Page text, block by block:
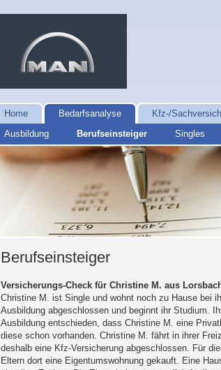
Home
Bedarfsanalyse
Ausbildung
Berufseinsteiger Singles
Kfz-/
Berufseinsteiger
Versicherungs-Check für Christine M. aus
Christine M. ist Single und wohnt noch zu Hause bei
Ausbildung abgeschlossen und beginnt ihr Studium.
Ausbildung entschieden, dass Christine M. eine
diese schon vorhanden. Christine M. fährt in ihrer
deshalb eine Kfz-Versicherung abgeschlossen. Für
Eltern dort eine Eigentumswohnung gekauft. Eine